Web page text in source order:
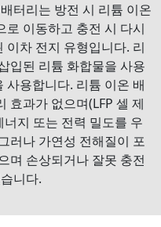
터리는 방전 시 리튬 이온
로 이동하고 충전 시 다시
이차 전지 유형입니다. 리
입된 리튬 화합물을 사용
용합니다. 리튬 이온 배
효과가 없으며(LFP 셀 제
지 또는 전력 밀도를 우
러나 가연성 전해질이 포
며 손상되거나 잘못 충전
니다.